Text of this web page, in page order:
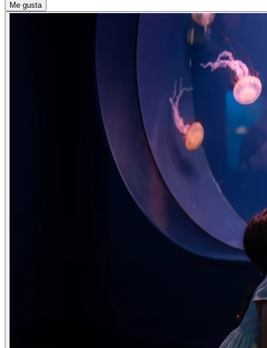
Me gusta